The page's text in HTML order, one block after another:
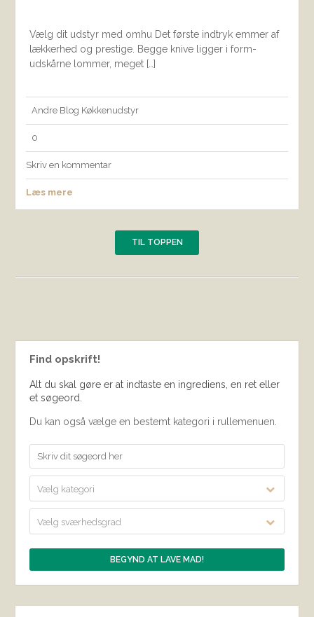
Vælg dit udstyr med omhu Det første indtryk emmer af
lækkerhed og prestige. Begge knive ligger i form-
udskårne lommer, meget […]
Andre Blog Køkkenudstyr
0
Skriv en kommentar
Læs mere
TIL TOPPEN
Find opskrift!
Alt du skal gøre er at indtaste en ingrediens, en ret eller
et søgeord.
Du kan også vælge en bestemt kategori i rullemenuen.
Vælg kategori
Vælg sværhedsgrad